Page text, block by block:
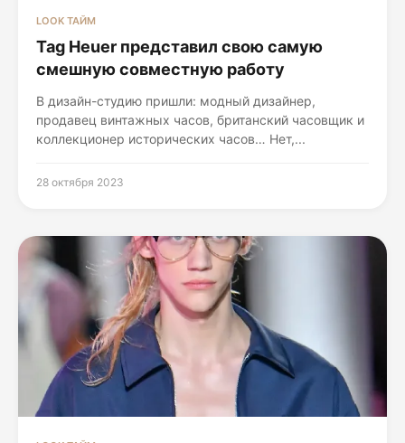
LOOK ТАЙМ
Tag Heuer представил свою самую
смешную совместную работу
В дизайн-студию пришли: модный дизайнер,
продавец винтажных часов, британский часовщик и
коллекционер исторических часов… Нет,...
28 октября 2023